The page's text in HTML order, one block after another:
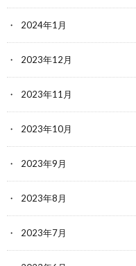
2024年1月
2023年12月
2023年11月
2023年10月
2023年9月
2023年8月
2023年7月